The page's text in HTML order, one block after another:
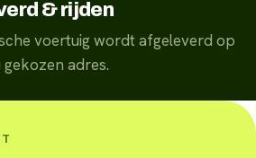
& rijden
voertuig wordt afgeleverd op
adres.